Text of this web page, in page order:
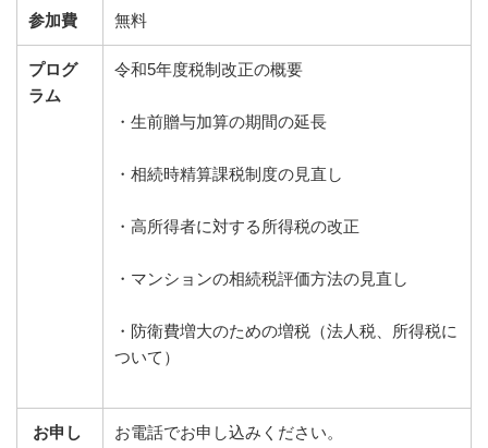
参加費 無料
プログ
ラム
令和5年度税制改正の概要
・生前贈与加算の期間の延長
・相続時精算課税制度の見直し
・高所得者に対する所得税の改正
・マンションの相続税評価方法の見直し
・防衛費増大のための増税（法人税、所得税に
ついて）
お申し
お電話でお申し込みください。